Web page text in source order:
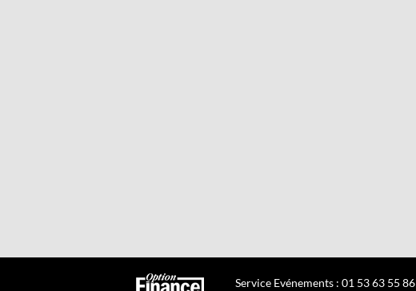
Service Evénements : 01 53 63 55 86